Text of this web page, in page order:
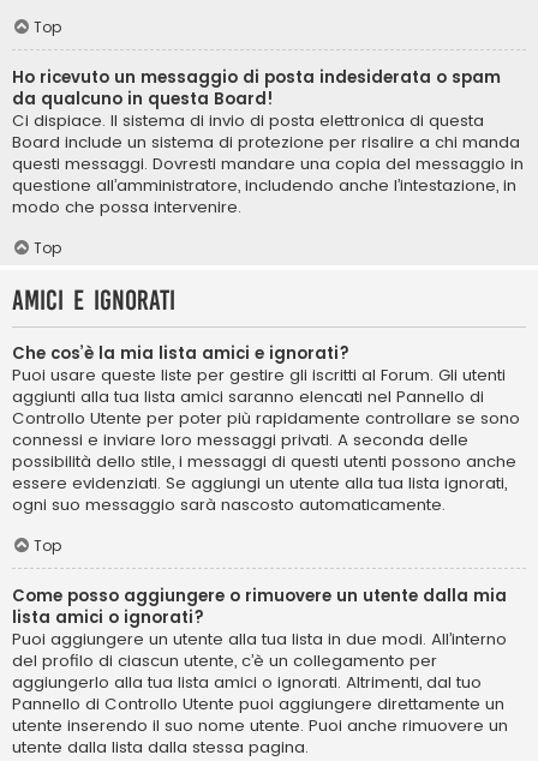
Top
Ho ricevuto un messaggio di posta indesiderata o spam
da qualcuno in questa Board!
Ci dispiace. Il sistema di invio di posta elettronica di questa
Board include un sistema di protezione per risalire a chi manda
questi messaggi. Dovresti mandare una copia del messaggio in
questione all’amministratore, includendo anche l’intestazione, in
modo che possa intervenire.
Top
Amici e ignorati
Che cos’è la mia lista amici e ignorati?
Puoi usare queste liste per gestire gli iscritti al Forum. Gli utenti
aggiunti alla tua lista amici saranno elencati nel Pannello di
Controllo Utente per poter più rapidamente controllare se sono
connessi e inviare loro messaggi privati. A seconda delle
possibilità dello stile, i messaggi di questi utenti possono anche
essere evidenziati. Se aggiungi un utente alla tua lista ignorati,
ogni suo messaggio sarà nascosto automaticamente.
Top
Come posso aggiungere o rimuovere un utente dalla mia
lista amici o ignorati?
Puoi aggiungere un utente alla tua lista in due modi. All’interno
del profilo di ciascun utente, c’è un collegamento per
aggiungerlo alla tua lista amici o ignorati. Altrimenti, dal tuo
Pannello di Controllo Utente puoi aggiungere direttamente un
utente inserendo il suo nome utente. Puoi anche rimuovere un
utente dalla lista dalla stessa pagina.